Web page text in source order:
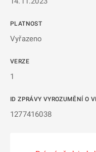
PLATNOST
Vyřazeno
VERZE
1
ID ZPRÁVY VYROZUMĚNÍ O
1277416038